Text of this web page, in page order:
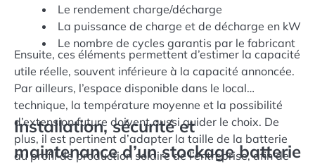
Le rendement charge/décharge
La puissance de charge et de décharge en kW
Le nombre de cycles garantis par le fabricant
Ensuite, ces éléments permettent d’estimer la capacité
utile réelle, souvent inférieure à la capacité annoncée.
Par ailleurs, l’espace disponible dans le local
technique, la température moyenne et la possibilité
d’extension future doivent aussi guider le choix. De
plus, il est pertinent d’adapter la taille de la batterie
au profil de production solaire de l’entreprise, afin de
Installation, sécurité et
maintenance d’un stockage batterie